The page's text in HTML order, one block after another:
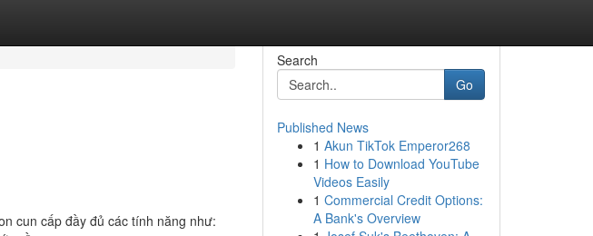
cun cấp đầy đủ các tính năng như:
Search
Go
Published News
1 Akun TikTok Emperor268
1 How to Download YouTube
Videos Easily
1 Commercial Credit Options:
A Bank's Overview